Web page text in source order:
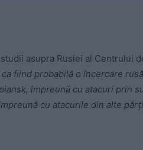
asupra Rusiei al Centrului
fiind probabilă o încercare
împreună cu atacuri prin
cu atacurile din alte